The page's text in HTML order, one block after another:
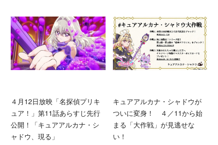
４月12日放映「名探偵プリキ
ュア！」第11話あらすじ先行
公開！「キュアアルカナ・シ
ャドウ、現る」
キュアアルカナ・シャドウが
ついに変身！ ４／11から始
まる「大作戦」が見逃せな
い！